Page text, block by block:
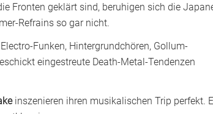
Fronten geklärt sind, beruhigen sich die
Refrains so gar nicht.
Funken, Hintergrundchören, Gollum-
eingestreute Death-Metal-Tendenzen
inszenieren ihren musikalischen Trip perfekt.